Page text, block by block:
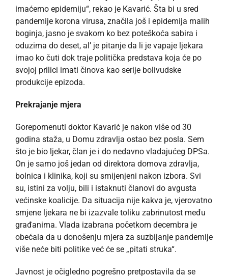
imaćemo epidemiju“, rekao je Kavarić. Šta bi u sred
pandemije korona virusa, značila još i epidemija malih
boginja, jasno je svakom ko bez poteškoća sabira i
oduzima do deset, al’ je pitanje da li je vapaje ljekara
imao ko čuti dok traje politička predstava koja će po
svojoj prilici imati činova kao serije bolivudske
produkcije epizoda.
Prekrajanje mjera
Gorepomenuti doktor Kavarić je nakon više od 30
godina staža, u Domu zdravlja ostao bez posla. Sem
što je bio ljekar, član je i do nedavno vladajućeg DPSa.
On je samo još jedan od direktora domova zdravlja,
bolnica i klinika, koji su smijenjeni nakon izbora. Svi
su, istini za volju, bili i istaknuti članovi do avgusta
većinske koalicije. Da situacija nije kakva je, vjerovatno
smjene ljekara ne bi izazvale toliku zabrinutost među
građanima. Vlada izabrana početkom decembra je
obećala da u donošenju mjera za suzbijanje pandemije
više neće biti politike već će se „pitati struka“.
Javnost je očigledno pogrešno pretpostavila da se